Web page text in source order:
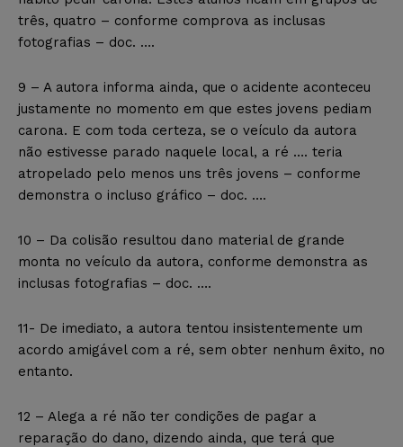
três, quatro – conforme comprova as inclusas
fotografias – doc. ….
9 – A autora informa ainda, que o acidente aconteceu
justamente no momento em que estes jovens pediam
carona. E com toda certeza, se o veículo da autora
não estivesse parado naquele local, a ré …. teria
atropelado pelo menos uns três jovens – conforme
demonstra o incluso gráfico – doc. ….
10 – Da colisão resultou dano material de grande
monta no veículo da autora, conforme demonstra as
inclusas fotografias – doc. ….
11- De imediato, a autora tentou insistentemente um
acordo amigável com a ré, sem obter nenhum êxito, no
entanto.
12 – Alega a ré não ter condições de pagar a
reparação do dano, dizendo ainda, que terá que